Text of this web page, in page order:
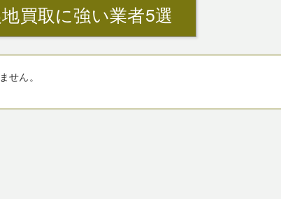
買取に強い業者5選
せん。